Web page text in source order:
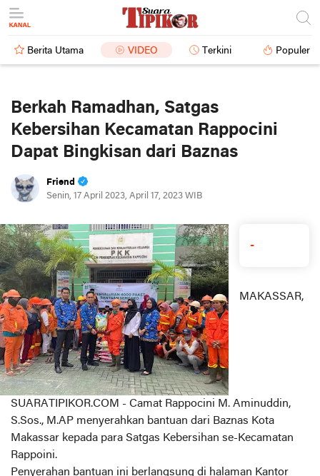
Berita Utama VIDEO Terkini Populer
Berkah Ramadhan, Satgas
Kebersihan Kecamatan Rappocini
Dapat Bingkisan dari Baznas
Friend
Senin, 17 April 2023, April 17, 2023 WIB
-
MAKASSAR,
SUARATIPIKOR.COM - Camat Rappocini M. Aminuddin,
S.Sos., M.AP menyerahkan bantuan dari Baznas Kota
Makassar kepada para Satgas Kebersihan se-Kecamatan
Rappoini.
Penyerahan bantuan ini berlangsung di halaman Kantor